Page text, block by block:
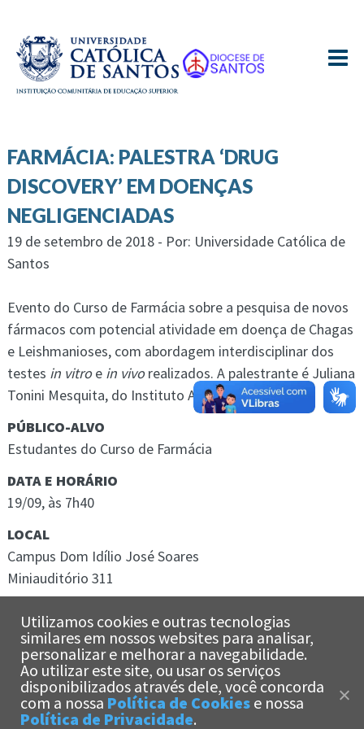
≡
FARMÁCIA: PALESTRA ‘DRUG
DISCOVERY’ EM DOENÇAS
NEGLIGENCIADAS
19 de setembro de 2018 - Por: Universidade Católica de
Santos
Evento do Curso de Farmácia sobre a pesquisa de novos
fármacos com potencial atividade em doença de Chagas
e Leishmanioses, com abordagem interdisciplinar dos
testes in vitroein vivorealizados. A palestrante é Juliana
Tonini Mesquita, do Instituto Adolfo Lutz.
PÚBLICO-ALVO
Estudantes do Curso de Farmácia
DATA E HORÁRIO
19/09, às 7h40
LOCAL
Campus Dom Idílio José Soares
Miniauditório 311
Prof. Me. Fabrício dos Santos Cirino
Docente do Curso de Farmácia
E-mail: fabriciocqq@unisantos.br
Olá!Estamos aqui
para te ajudar!
Utilizamos cookies e outras tecnologias
similares em nossos websites para analisar,
personalizar e melhorar a navegabilidade.
Ao utilizar este site, ou usar os serviços
disponibilizados através dele, você concorda
com a nossa Política de Cookies e nossa
Política de Privacidade.